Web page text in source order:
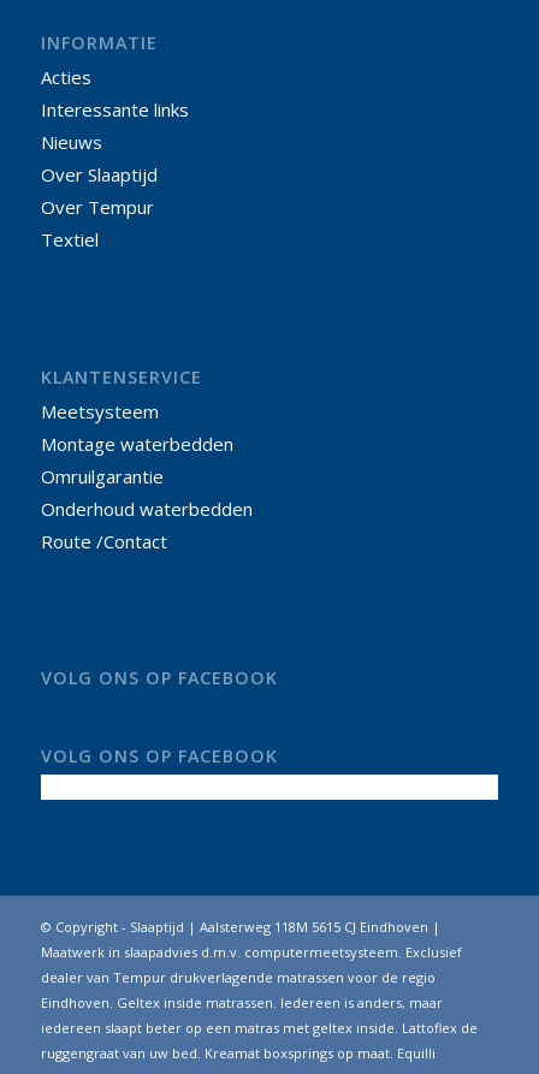
INFORMATIE
Acties
Interessante links
Nieuws
Over Slaaptijd
Over Tempur
Textiel
KLANTENSERVICE
Meetsysteem
Montage waterbedden
Omruilgarantie
Onderhoud waterbedden
Route /Contact
VOLG ONS OP FACEBOOK
VOLG ONS OP FACEBOOK
© Copyright - Slaaptijd | Aalsterweg 118M 5615 CJ Eindhoven |
Maatwerk in slaapadvies d.m.v. computermeetsysteem. Exclusief
dealer van Tempur drukverlagende matrassen voor de regio
Eindhoven. Geltex inside matrassen. Iedereen is anders, maar
iedereen slaapt beter op een matras met geltex inside. Lattoflex de
ruggengraat van uw bed. Kreamat boxsprings op maat. Equilli